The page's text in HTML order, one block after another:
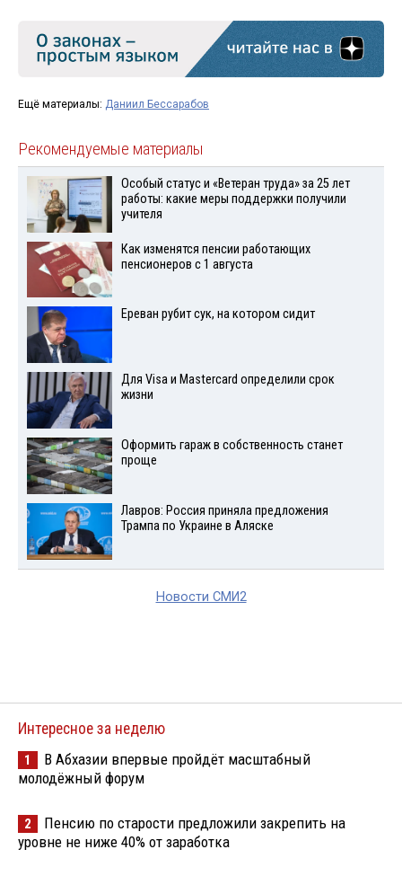
Ещё материалы: Даниил Бессарабов
Рекомендуемые материалы
Особый статус и «Ветеран труда» за 25 лет
работы: какие меры поддержки получили
учителя
Как изменятся пенсии работающих
пенсионеров с 1 августа
Ереван рубит сук, на котором сидит
Для Visа и Mastercard определили срок
жизни
Оформить гараж в собственность станет
проще
Лавров: Россия приняла предложения
Трампа по Украине в Аляске
Новости СМИ2
Интересное за неделю
1
В Абхазии впервые пройдёт масштабный
молодёжный форум
2
Пенсию по старости предложили закрепить на
уровне не ниже 40% от заработка